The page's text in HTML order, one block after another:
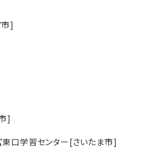
]
]
口学習センター[さいたま市]